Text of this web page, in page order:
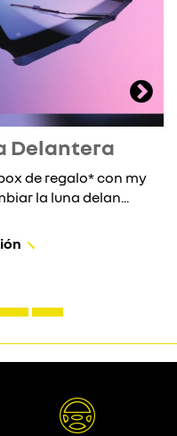
Delantera
de regalo* con my
la luna delan...